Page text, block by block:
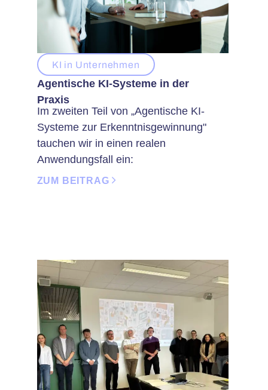
KI in Unternehmen
Agentische KI-Systeme in der
Praxis
Im zweiten Teil von „Agentische KI-
Systeme zur Erkenntnisgewinnung"
tauchen wir in einen realen
Anwendungsfall ein:
ZUM BEITRAG